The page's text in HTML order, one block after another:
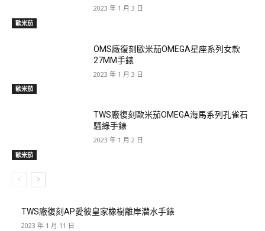
歐米茄
2023 年 1 月 3 日
歐米茄
OMS廠復刻歐米茄OMEGA星座系列女款
27MM手錶
2023 年 1 月 3 日
歐米茄
TWS廠復刻歐米茄OMEGA海馬系列孔雀石
騷綠手錶
2023 年 1 月 2 日
TWS廠復刻AP愛彼皇家橡樹離岸潜水手錶
2023 年 1 月 11 日